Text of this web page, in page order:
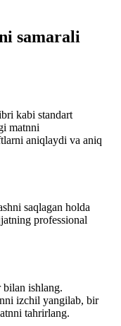
samarali
kabi standart
matnni
aniqlaydi va aniq
saqlagan holda
professional
bilan ishlang.
izchil yangilab, bir
tahrirlang.